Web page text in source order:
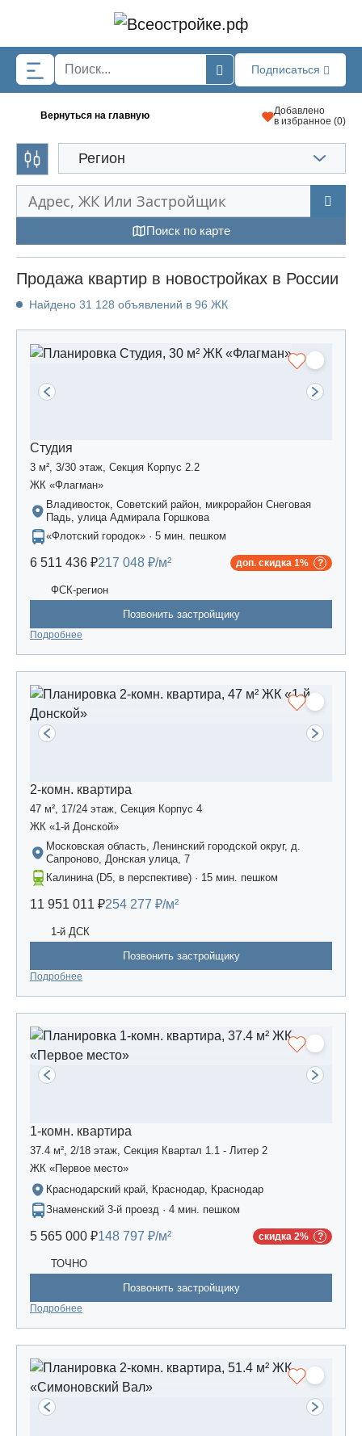
Подписаться
Вернуться на главную
Добавлено
в избранное (0)
Регион
Поиск по карте
Продажа квартир в новостройках в России
Найдено 31 128 объявлений в 96 ЖК
Студия
3 м², 3/30 этаж, Секция Корпус 2.2
ЖК «Флагман»
Владивосток, Советский район, микрорайон Снеговая
Падь, улица Адмирала Горшкова
«Флотский городок» · 5 мин. пешком
6 511 436 ₽217 048 ₽/м² доп. скидка 1%
ФСК-регион
Позвонить застройщику
Подробнее
2-комн. квартира
47 м², 17/24 этаж, Секция Корпус 4
ЖК «1-й Донской»
Московская область, Ленинский городской округ, д.
Сапроново, Донская улица, 7
Калинина (D5, в перспективе) · 15 мин. пешком
11 951 011 ₽254 277 ₽/м²
1-й ДСК
Позвонить застройщику
Подробнее
1-комн. квартира
37.4 м², 2/18 этаж, Секция Квартал 1.1 - Литер 2
ЖК «Первое место»
Краснодарский край, Краснодар, Краснодар
Знаменский 3-й проезд · 4 мин. пешком
5 565 000 ₽148 797 ₽/м² скидка 2%
ТОЧНО
Позвонить застройщику
Подробнее